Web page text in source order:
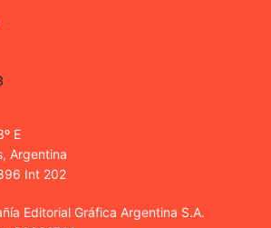
E
Argentina
Int 202
Editorial Gráfica Argentina S.A.